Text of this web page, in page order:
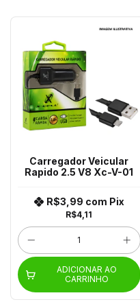
Carregador Veicular
Rapido 2.5 V8 Xc-V-01
R$4,11
R$3,99 com Pix
ADICIONAR AO
CARRINHO